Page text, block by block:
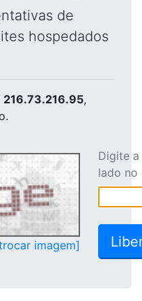
de
hospedados
216.73.216.95,
imagem]
Digite
lado no